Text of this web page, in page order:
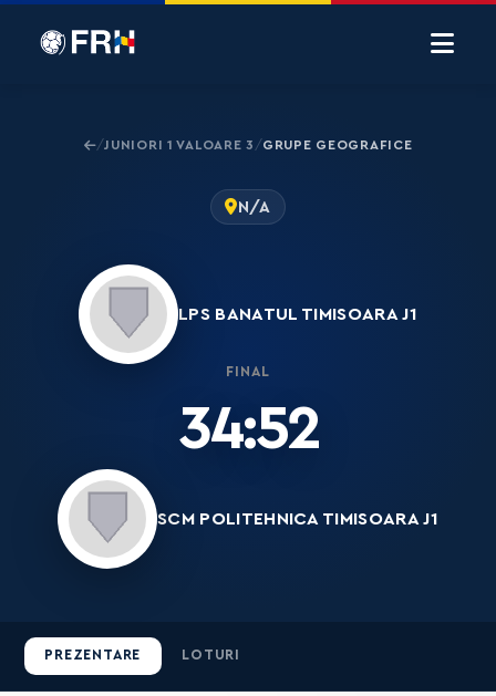
/JUNIORI 1 VALOARE 3 /GRUPE GEOGRAFICE
N/A
LPS BANATUL TIMISOARA J1
FINAL
34:52
SCM POLITEHNICA TIMISOARA J1
PREZENTARE LOTURI